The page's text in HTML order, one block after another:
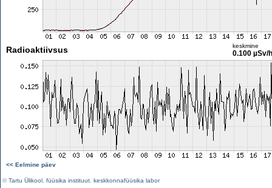
Radioaktiivsus keskmine
0.100 µSv/h
<< Eelmine päev
©Tartu Ülikool füüsika instituut keskkonnafüüsika labor